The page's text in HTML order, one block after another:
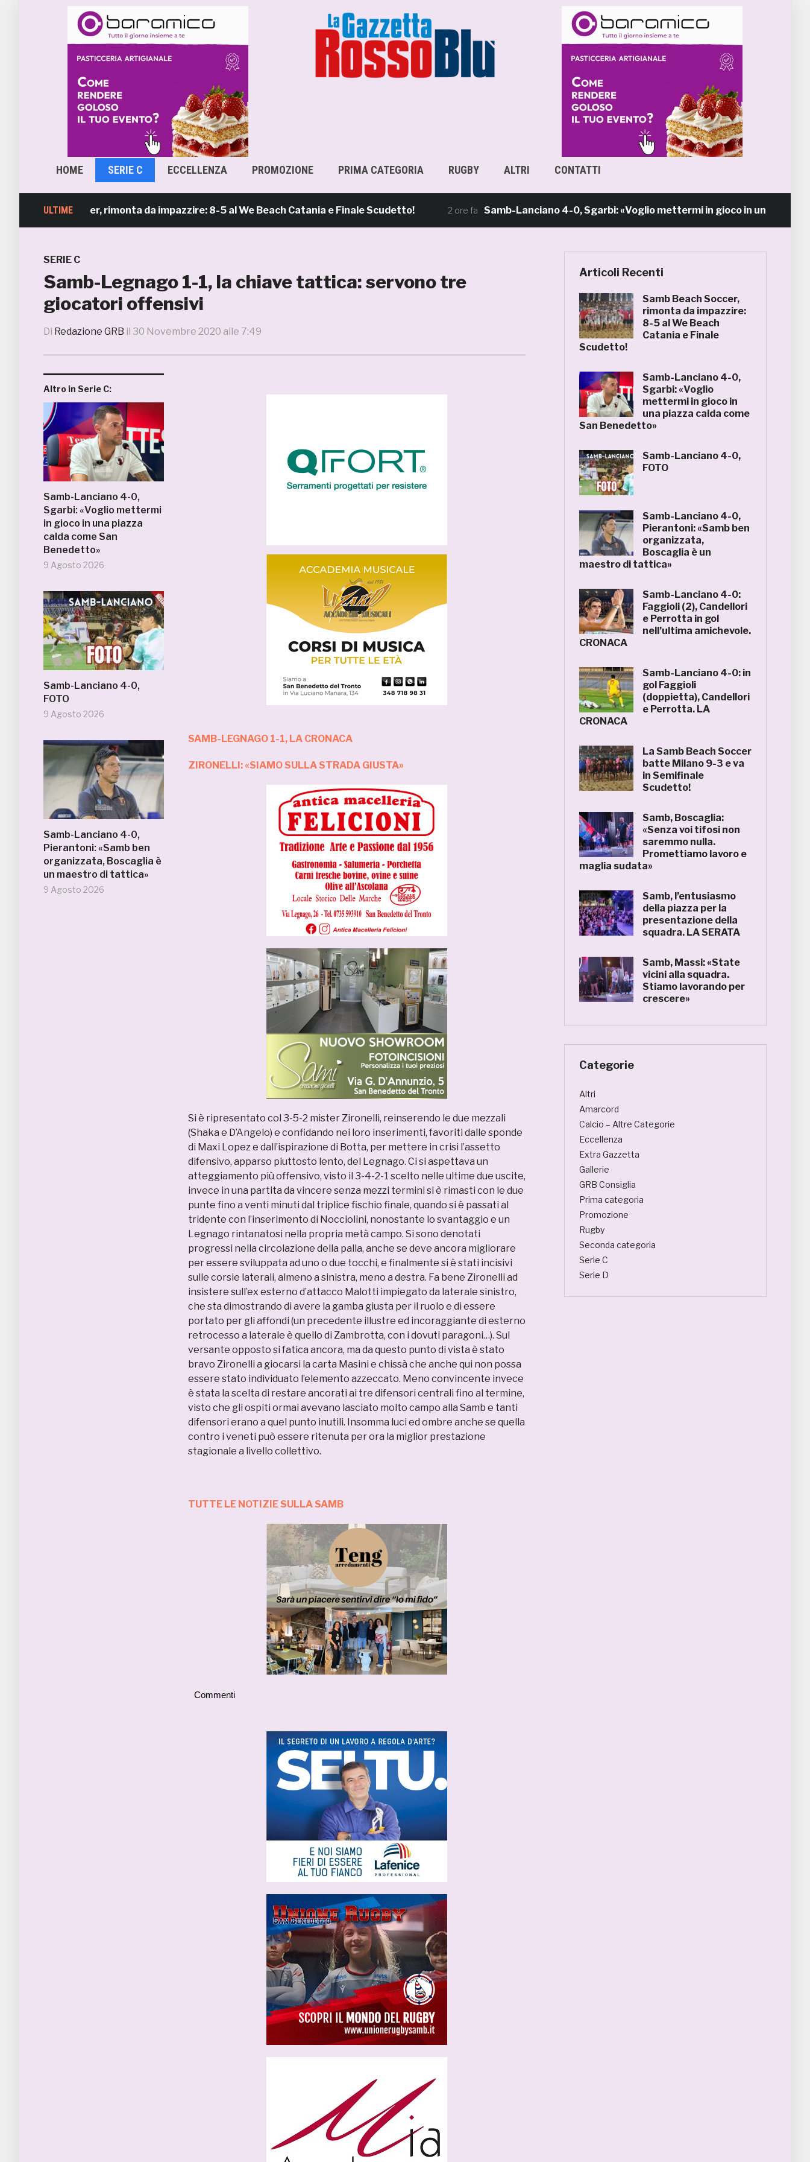
HOME SERIE C ECCELLENZA PROMOZIONE PRIMA CATEGORIA RUGBY ALTRI CONTATTI
ULTIME
Soccer, rimonta da impazzire: 8-5 al We Beach Catania e Finale Scudetto! Samb-Lanciano 4-0, Sgarbi: «Voglio mettermi in gioco in una piazza calda
SERIE C
Samb-Legnago 1-1, la chiave tattica: servono tre
giocatori offensivi
Di Redazione GRB il 30 Novembre 2020 alle 7:49
Altro in Serie C:
Samb-Lanciano 4-0,
Sgarbi: «Voglio mettermi
in gioco in una piazza
calda come San
Benedetto»
9 Agosto 2026
Samb-Lanciano 4-0,
FOTO
9 Agosto 2026
Samb-Lanciano 4-0,
Pierantoni: «Samb ben
organizzata, Boscaglia è
un maestro di tattica»
9 Agosto 2026
SAMB-LEGNAGO 1-1, LA CRONACA
ZIRONELLI: «SIAMO SULLA STRADA GIUSTA»
Si è ripresentato col 3-5-2 mister Zironelli, reinserendo le due mezzali
(Shaka e D’Angelo) e confidando nei loro inserimenti, favoriti dalle sponde
di Maxi Lopez e dall’ispirazione di Botta, per mettere in crisi l’assetto
difensivo, apparso piuttosto lento, del Legnago. Ci si aspettava un
atteggiamento più offensivo, visto il 3-4-2-1 scelto nelle ultime due uscite,
invece in una partita da vincere senza mezzi termini si è rimasti con le due
punte fino a venti minuti dal triplice fischio finale, quando si è passati al
tridente con l’inserimento di Nocciolini, nonostante lo svantaggio e un
Legnago rintanatosi nella propria metà campo. Si sono denotati
progressi nella circolazione della palla, anche se deve ancora migliorare
per essere sviluppata ad uno o due tocchi, e finalmente si è stati incisivi
sulle corsie laterali, almeno a sinistra, meno a destra. Fa bene Zironelli ad
insistere sull’ex esterno d’attacco Malotti impiegato da laterale sinistro,
che sta dimostrando di avere la gamba giusta per il ruolo e di essere
portato per gli affondi (un precedente illustre ed incoraggiante di esterno
retrocesso a laterale è quello di Zambrotta, con i dovuti paragoni…). Sul
versante opposto si fatica ancora, ma da questo punto di vista è stato
bravo Zironelli a giocarsi la carta Masini e chissà che anche qui non possa
essere stato individuato l’elemento azzeccato. Meno convincente invece
è stata la scelta di restare ancorati ai tre difensori centrali fino al termine,
visto che gli ospiti ormai avevano lasciato molto campo alla Samb e tanti
difensori erano a quel punto inutili. Insomma luci ed ombre anche se quella
contro i veneti può essere ritenuta per ora la miglior prestazione
stagionale a livello collettivo.
TUTTE LE NOTIZIE SULLA SAMB
Commenti
Articoli Recenti
Samb Beach Soccer,
rimonta da impazzire:
8-5 al We Beach
Catania e Finale
Scudetto!
Samb-Lanciano 4-0,
Sgarbi: «Voglio
mettermi in gioco in
una piazza calda come
San Benedetto»
Samb-Lanciano 4-0,
FOTO
Samb-Lanciano 4-0,
Pierantoni: «Samb ben
organizzata,
Boscaglia è un
maestro di tattica»
Samb-Lanciano 4-0:
Faggioli (2), Candellori
e Perrotta in gol
nell’ultima amichevole.
CRONACA
Samb-Lanciano 4-0: in
gol Faggioli
(doppietta), Candellori
e Perrotta. LA
CRONACA
La Samb Beach Soccer
batte Milano 9-3 e va
in Semifinale
Scudetto!
Samb, Boscaglia:
«Senza voi tifosi non
saremmo nulla.
Promettiamo lavoro e
maglia sudata»
Samb, l’entusiasmo
della piazza per la
presentazione della
squadra. LA SERATA
Samb, Massi: «State
vicini alla squadra.
Stiamo lavorando per
crescere»
Categorie
Altri
Amarcord
Calcio – Altre Categorie
Eccellenza
Extra Gazzetta
Gallerie
GRB Consiglia
Prima categoria
Promozione
Rugby
Seconda categoria
Serie C
Serie D